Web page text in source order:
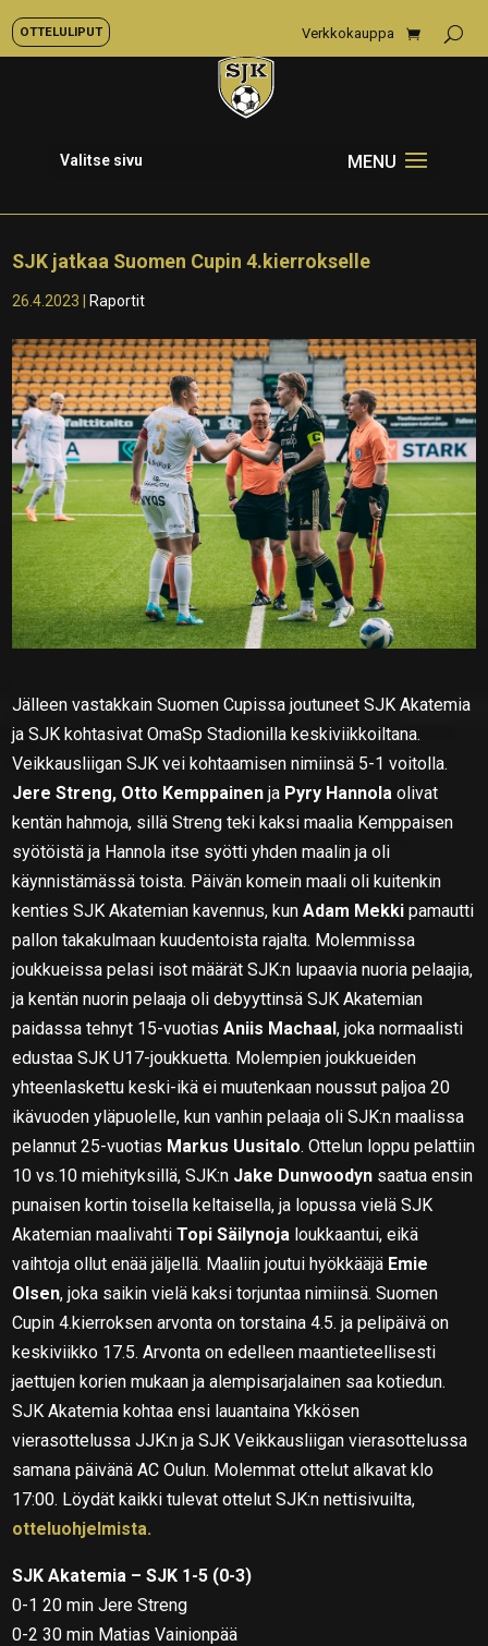
OTTELULIPUT Verkkokauppa
Valitse sivu
SJK jatkaa Suomen Cupin 4.kierrokselle
26.4.2023 Raportit
Jälleen vastakkain Suomen Cupissa joutuneet SJK Akatemia
ja SJK kohtasivat OmaSp Stadionilla keskiviikkoiltana.
Veikkausliigan SJK vei kohtaamisen nimiinsä 5-1 voitolla.
Jere Streng, Otto Kemppainen ja Pyry Hannola olivat
kentän hahmoja, sillä Streng teki kaksi maalia Kemppaisen
syötöistä ja Hannola itse syötti yhden maalin ja oli
käynnistämässä toista. Päivän komein maali oli kuitenkin
kenties SJK Akatemian kavennus, kunAdam Mekki pamautti
pallon takakulmaan kuudentoista rajalta. Molemmissa
joukkueissa pelasi isot määrät SJK:n lupaavia nuoria pelaajia,
ja kentän nuorin pelaaja oli debyyttinsä SJK Akatemian
paidassa tehnyt 15-vuotiasAniis Machaal, joka normaalisti
edustaa SJK U17-joukkuetta. Molempien joukkueiden
yhteenlaskettu keski-ikä ei muutenkaan noussut paljoa 20
ikävuoden yläpuolelle, kun vanhin pelaaja oli SJK:n maalissa
pelannut 25-vuotias Markus Uusitalo. Ottelun loppu pelattiin
10 vs.10 miehityksillä, SJK:n Jake Dunwoodyn saatua ensin
punaisen kortin toisella keltaisella, ja lopussa vielä SJK
Akatemian maalivahtiTopi Säilynoja loukkaantui, eikä
vaihtoja ollut enää jäljellä. Maaliin joutui hyökkääjä Emie
Olsen, joka saikin vielä kaksi torjuntaa nimiinsä. Suomen
Cupin 4.kierroksen arvonta on torstaina 4.5. ja pelipäivä on
keskiviikko 17.5. Arvonta on edelleen maantieteellisesti
jaettujen korien mukaan ja alempisarjalainen saa kotiedun.
SJK Akatemia kohtaa ensi lauantaina Ykkösen
vierasottelussa JJK:n ja SJK Veikkausliigan vierasottelussa
samana päivänä AC Oulun. Molemmat ottelut alkavat klo
17:00. Löydät kaikki tulevat ottelut SJK:n nettisivuilta,
otteluohjelmista.
SJK Akatemia – SJK 1-5 (0-3)
0-1 20 min Jere Streng
0-2 30 min Matias Vainionpää